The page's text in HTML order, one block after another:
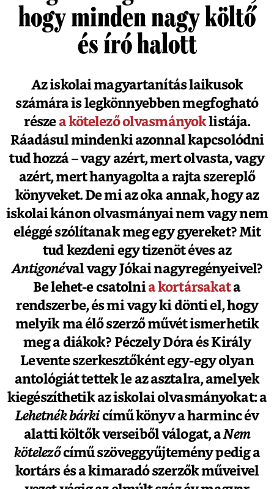
hogy minden nagy költő
és író halott
Az iskolai magyartanítás laikusok
számára is legkönnyebben megfogható
része a kötelező olvasmányoklistája.
Ráadásul mindenki azonnal kapcsolódni
tud hozzá – vagy azért, mert olvasta, vagy
azért, mert hanyagolta a rajta szereplő
könyveket. De mi az oka annak, hogy az
iskolai kánon olvasmányai nem vagy nem
eléggé szólítanak meg egy gyereket? Mit
tud kezdeni egy tizenöt éves az
Antigonéval vagy Jókai nagyregényeivel?
Be lehet-e csatolnia kortársakata
rendszerbe, és mi vagy ki dönti el, hogy
melyik ma élő szerző művét ismerhetik
meg a diákok? Péczely Dóra és Király
Levente szerkesztőként egy-egy olyan
antológiát tettek le az asztalra, amelyek
kiegészíthetik az iskolai olvasmányokat: a
Lehetnék bárkicímű könyv a harminc év
alatti költők verseiből válogat, aNem
kötelezőcímű szöveggyűjtemény pedig a
kortárs és a kimaradó szerzők műveivel